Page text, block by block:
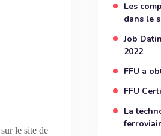
le site de
Les
dans le
Job
2022
FFU a
FFU
La